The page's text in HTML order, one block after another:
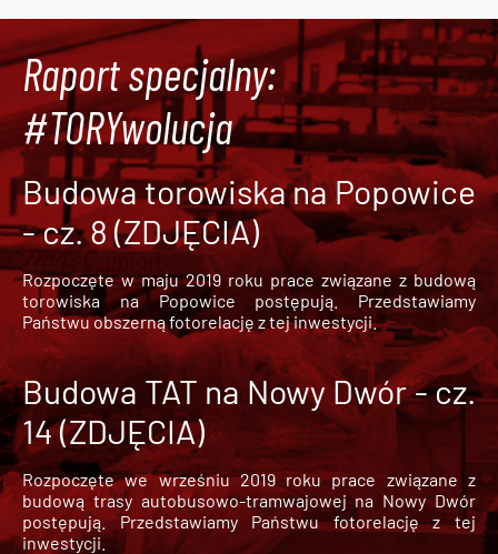
Raport specjalny:
#TORYwolucja
Budowa torowiska na Popowice
- cz. 8 (ZDJĘCIA)
Rozpoczęte w maju 2019 roku prace związane z budową
torowiska na Popowice
postępują. Przedstawiamy
Państwu obszerną fotorelację z tej inwestycji.
Budowa TAT na Nowy Dwór - cz.
14 (ZDJĘCIA)
Rozpoczęte we wrześniu 2019 roku prace związane z
budową trasy autobusowo-tramwajowej na Nowy Dwór
postępują. Przedstawiamy Państwu fotorelację z tej
inwestycji.